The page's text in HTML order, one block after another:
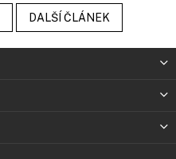
DALŠÍ ČLÁNEK